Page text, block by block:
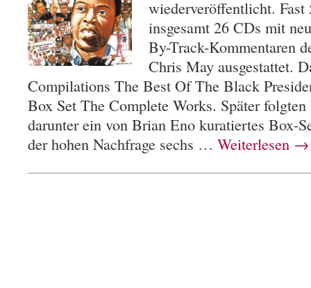
wiederveröffentlicht.
insgesamt 26 CDs mit
By-Track-Kommentaren
Chris May ausgestattet.
Compilations The Best Of The Black
Box Set The Complete Works. Später
darunter ein von Brian Eno kuratiertes Box-
der hohen Nachfrage sechs … Weiterlesen →